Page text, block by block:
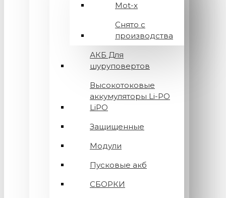
Mot-x
Снято с
производства
АКБ Для
шуруповертов
Высокотоковые
аккумуляторы Li-PO
LiPO
Защищенные
Модули
Пусковые акб
СБОРКИ